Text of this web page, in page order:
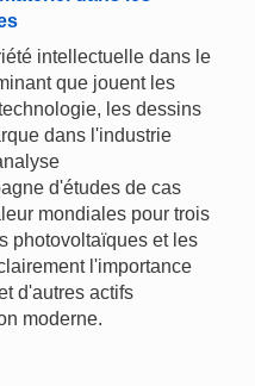
intellectuelle dans le
que jouent les
les dessins
dans l'industrie
d'études de cas
mondiales pour trois
photovoltaïques et les
l'importance
d'autres actifs
moderne.